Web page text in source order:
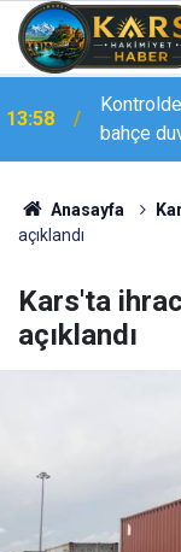
13:58
bahçe
Anasayfa
açıklandı
Kars'ta
açıklandı